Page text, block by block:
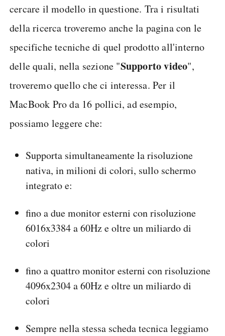
cercare il modello in questione. Tra i risultati
della ricerca troveremo anche la pagina con le
specifiche tecniche di quel prodotto all'interno
delle quali, nella sezione "Supporto video",
troveremo quello che ci interessa. Per il
MacBook Pro da 16 pollici, ad esempio,
possiamo leggere che:
Supporta simultaneamente la risoluzione
nativa, in milioni di colori, sullo schermo
integrato e:
fino a due monitor esterni con risoluzione
6016x3384 a 60Hz e oltre un miliardo di
colori
fino a quattro monitor esterni con risoluzione
4096x2304 a 60Hz e oltre un miliardo di
colori
Sempre nella stessa scheda tecnica leggiamo